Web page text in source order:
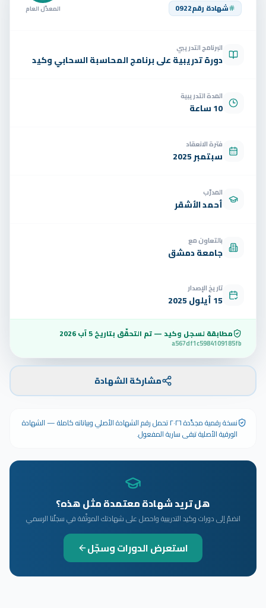
الوظائف
شهادة رقم0922 المعدّل العام
البرنامج التدريبي
دورة تدريبية على برنامج المحاسبة السحابي وكيد
المدة التدريبية
10 ساعة
فترة الانعقاد
سبتمبر 2025
المدرّب
أحمد الأشقر
بالتعاون مع
جامعة دمشق
تاريخ الإصدار
15 أيلول 2025
مطابقة لسجل وكيد — تم التحقّق بتاريخ5 آب 2026
a567df1c5984109185fb
مشاركة الشهادة
نسخة رقمية مجدَّدة ٢٠٢٦ تحمل رقم الشهادة الأصلي وبياناته كاملة — الشهادة
الورقية الأصلية تبقى سارية المفعول.
هل تريد شهادة معتمدة مثل هذه؟
انضمّ إلى دورات وكيد التدريبية واحصل على شهادتك الموثّقة في سجلّنا الرسمي
استعرض الدورات وسجّل